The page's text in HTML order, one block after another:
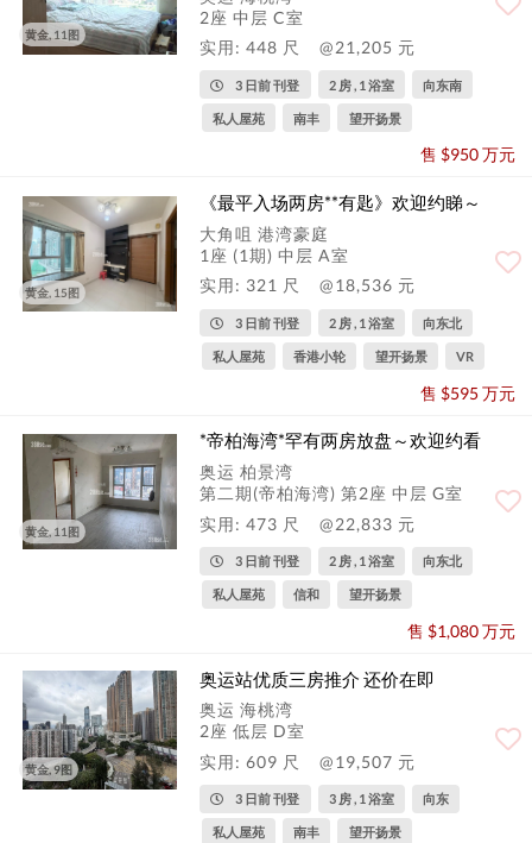
黄金, 11图
2座 中层 C室
实用: 448 尺
@21,205 元
3 日前 刊登 2 房 , 1 浴室 向东南
私人屋苑 南丰 望开扬景
售 $950 万元
黄金, 15图
《最平入场两房**有匙》欢迎约睇～
大角咀 港湾豪庭
1座 (1期) 中层 A室
实用: 321 尺
@18,536 元
3 日前 刊登 2 房 , 1 浴室 向东北
私人屋苑 香港小轮 望开扬景 VR
售 $595 万元
黄金, 11图
*帝柏海湾*罕有两房放盘～欢迎约看
奥运 柏景湾
第二期(帝柏海湾) 第2座 中层 G室
实用: 473 尺
@22,833 元
3 日前 刊登 2 房 , 1 浴室 向东北
私人屋苑 信和 望开扬景
售 $1,080 万元
黄金, 9图
奥运站优质三房推介 还价在即
奥运 海桃湾
2座 低层 D室
实用: 609 尺
@19,507 元
3 日前 刊登 3 房 , 1 浴室 向东
私人屋苑 南丰 望开扬景